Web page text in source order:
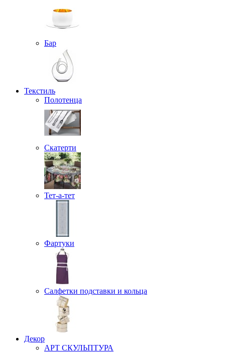
Бар
Текстиль
Полотенца
Скатерти
Тет-а-тет
Фартуки
Салфетки подставки и кольца
Декор
АРТ СКУЛЬПТУРА